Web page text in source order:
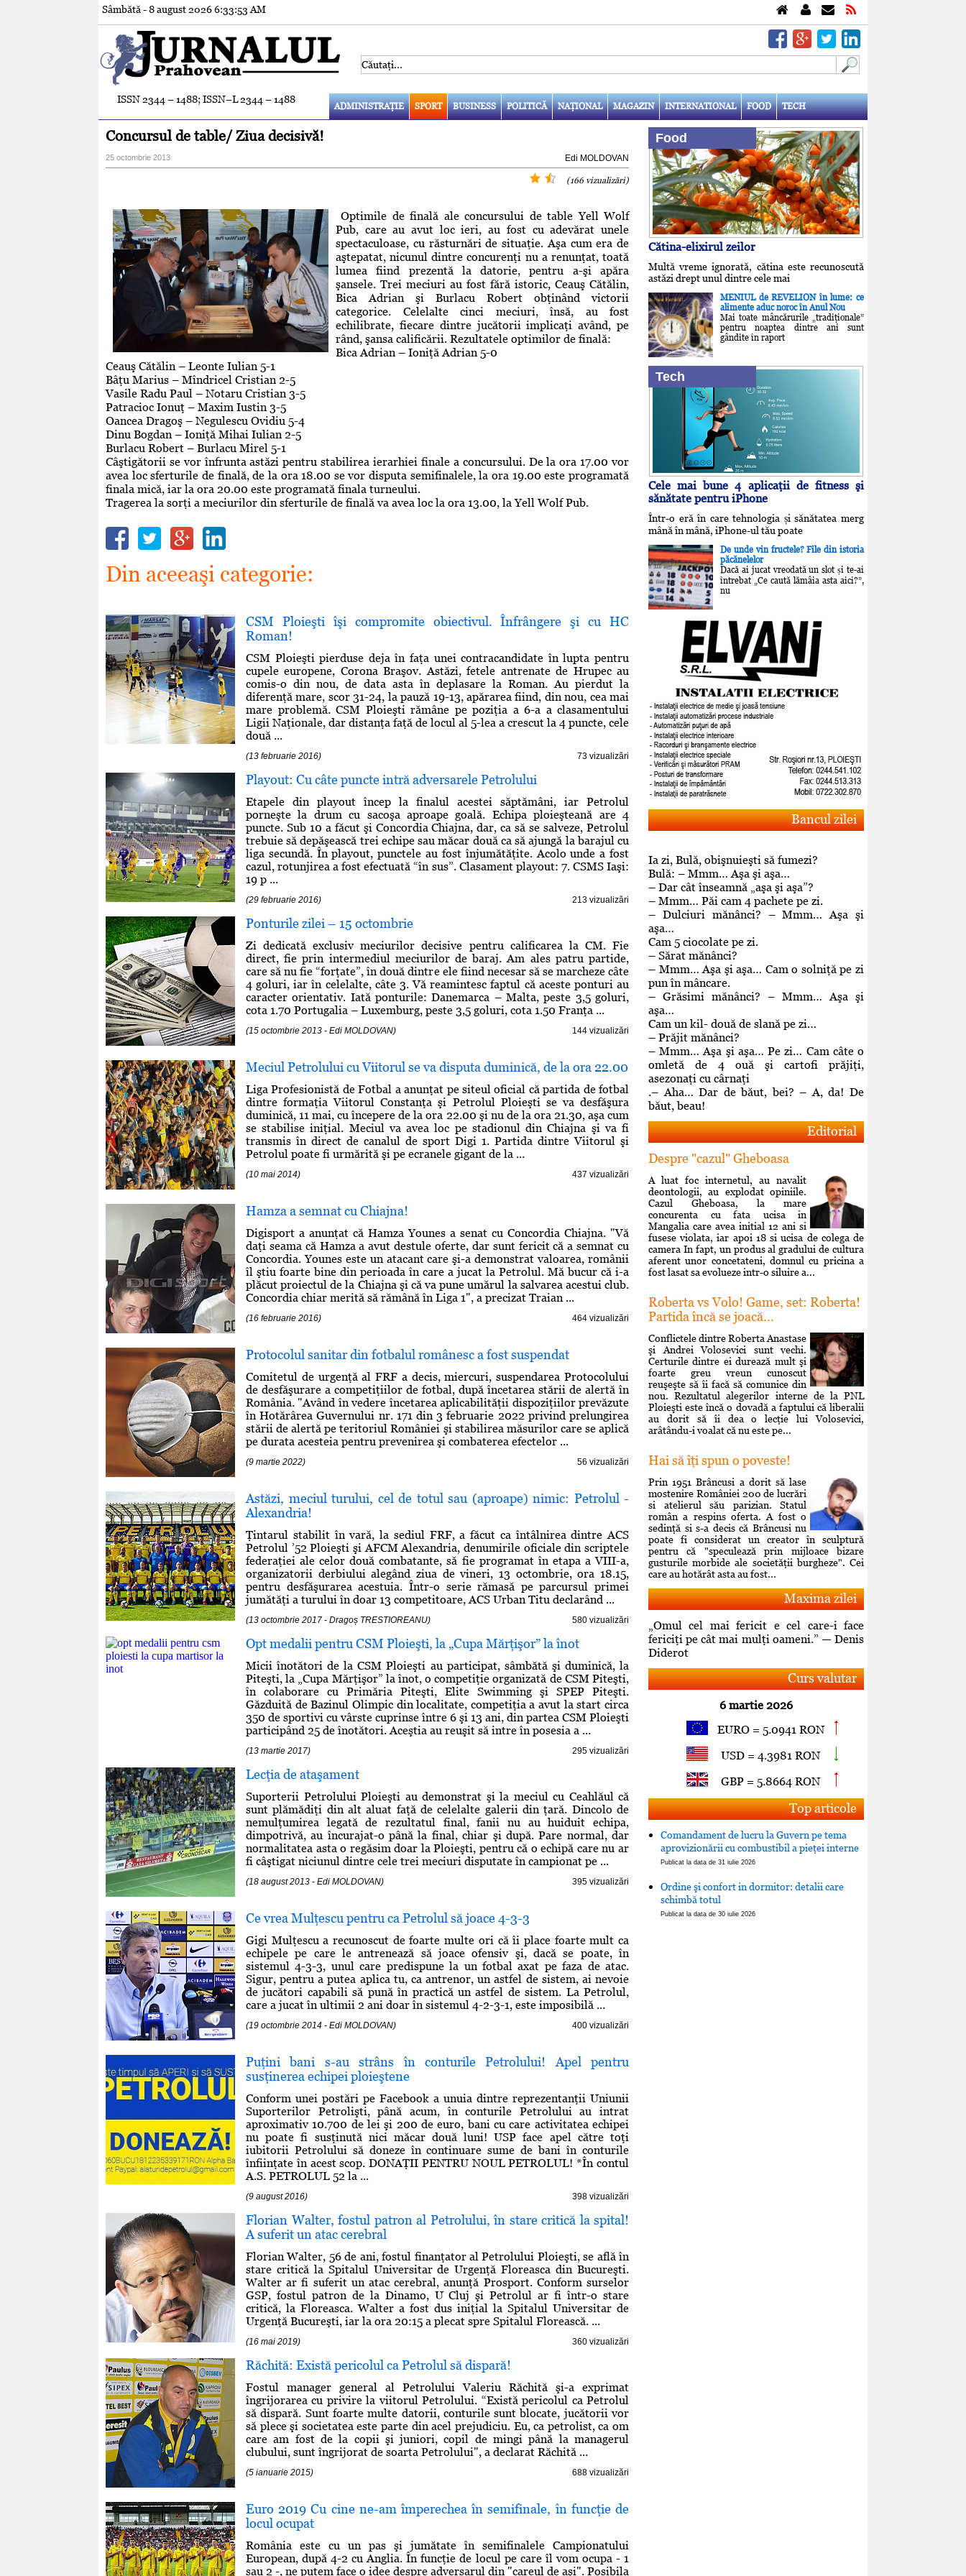
Sâmbătă - 8 august 20266:33:54 AM
ISSN 2344 – 1488; ISSN–L 2344 – 1488
ADMINISTRAŢIE SPORT BUSINESS POLITICĂ NAŢIONAL MAGAZIN INTERNATIONAL FOOD TECH
Concursul de table/ Ziua decisivă!
25 octombrie 2013 Edi MOLDOVAN
(166 vizualizări)
Optimile de finală ale concursului de table Yell Wolf
Pub, care au avut loc ieri, au fost cu adevărat unele
spectaculoase, cu răsturnări de situaţie. Aşa cum era de
aştepatat, nicunul dintre concurenţi nu a renunţat, toată
lumea fiind prezentă la datorie, pentru a-şi apăra
şansele. Trei meciuri au fost fără istoric, Ceauş Cătălin,
Bica Adrian şi Burlacu Robert obţinând victorii
categorice. Celelalte cinci meciuri, însă, au fost
echilibrate, fiecare dintre jucătorii implicaţi având, pe
rând, şansa calificării. Rezultatele optimilor de finală:
Bica Adrian – Ioniţă Adrian 5-0
Ceauş Cătălin – Leonte Iulian 5-1
Bâţu Marius – Mîndricel Cristian 2-5
Vasile Radu Paul – Notaru Cristian 3-5
Patracioc Ionuţ – Maxim Iustin 3-5
Oancea Dragoş – Negulescu Ovidiu 5-4
Dinu Bogdan – Ioniţă Mihai Iulian 2-5
Burlacu Robert – Burlacu Mirel 5-1
Câştigătorii se vor înfrunta astăzi pentru stabilirea ierarhiei finale a concursului. De la ora 17.00 vor
avea loc sferturile de finală, de la ora 18.00 se vor disputa semifinalele, la ora 19.00 este programată
finala mică, iar la ora 20.00 este programată finala turneului.
Tragerea la sorţi a meciurilor din sferturile de finală va avea loc la ora 13.00, la Yell Wolf Pub.
Din aceeaşi categorie:
CSM Ploieşti îşi compromite obiectivul. Înfrângere şi cu HC
Roman!
CSM Ploieşti pierduse deja în faţa unei contracandidate în lupta pentru
cupele europene, Corona Braşov. Astăzi, fetele antrenate de Hrupec au
comis-o din nou, de data asta în deplasare la Roman. Au pierdut la
diferenţă mare, scor 31-24, la pauză 19-13, apărarea fiind, din nou, cea mai
mare problemă. CSM Ploieşti rămâne pe poziţia a 6-a a clasamentului
Ligii Naţionale, dar distanţa faţă de locul al 5-lea a crescut la 4 puncte, cele
două ...
(13 februarie 2016) 73 vizualizări
Playout: Cu câte puncte intră adversarele Petrolului
Etapele din playout încep la finalul acestei săptămâni, iar Petrolul
porneşte la drum cu sacoşa aproape goală. Echipa ploieşteană are 4
puncte. Sub 10 a făcut şi Concordia Chiajna, dar, ca să se salveze, Petrolul
trebuie să depăşească trei echipe sau măcar două ca să ajungă la barajul cu
liga secundă. În playout, punctele au fost înjumătăţite. Acolo unde a fost
cazul, rotunjirea a fost efectuată “în sus”. Clasament playout: 7. CSMS Iaşi:
19 p ...
(29 februarie 2016) 213 vizualizări
Ponturile zilei – 15 octombrie
Zi dedicată exclusiv meciurilor decisive pentru calificarea la CM. Fie
direct, fie prin intermediul meciurilor de baraj. Am ales patru partide,
care să nu fie “forţate”, în două dintre ele fiind necesar să se marcheze câte
4 goluri, iar în celelalte, câte 3. Vă reamintesc faptul că aceste ponturi au
caracter orientativ. Iată ponturile: Danemarca – Malta, peste 3,5 goluri,
cota 1.70 Portugalia – Luxemburg, peste 3,5 goluri, cota 1.50 Franţa ...
(15 octombrie 2013 - Edi MOLDOVAN) 144 vizualizări
Meciul Petrolului cu Viitorul se va disputa duminică, de la ora 22.00
Liga Profesionistă de Fotbal a anunţat pe siteul oficial că partida de fotbal
dintre formaţia Viitorul Constanţa şi Petrolul Ploieşti se va desfăşura
duminică, 11 mai, cu începere de la ora 22.00 şi nu de la ora 21.30, aşa cum
se stabilise iniţial. Meciul va avea loc pe stadionul din Chiajna şi va fi
transmis în direct de canalul de sport Digi 1. Partida dintre Viitorul şi
Petrolul poate fi urmărită şi pe ecranele gigant de la ...
(10 mai 2014) 437 vizualizări
Hamza a semnat cu Chiajna!
Digisport a anunţat că Hamza Younes a senat cu Concordia Chiajna. "Vă
daţi seama că Hamza a avut destule oferte, dar sunt fericit că a semnat cu
Concordia. Younes este un atacant care şi-a demonstrat valoarea, românii
îl ştiu foarte bine din perioada în care a jucat la Petrolul. Mă bucur că i-a
plăcut proiectul de la Chiajna şi că va pune umărul la salvarea acestui club.
Concordia chiar merită să rămână în Liga 1", a precizat Traian ...
(16 februarie 2016) 464 vizualizări
Protocolul sanitar din fotbalul românesc a fost suspendat
Comitetul de urgenţă al FRF a decis, miercuri, suspendarea Protocolului
de desfăşurare a competiţiilor de fotbal, după încetarea stării de alertă în
România. "Având în vedere încetarea aplicabilităţii dispoziţiilor prevăzute
în Hotărârea Guvernului nr. 171 din 3 februarie 2022 privind prelungirea
stării de alertă pe teritoriul României şi stabilirea măsurilor care se aplică
pe durata acesteia pentru prevenirea şi combaterea efectelor ...
(9 martie 2022) 56 vizualizări
Astăzi, meciul turului, cel de totul sau (aproape) nimic: Petrolul -
Alexandria!
Ţintarul stabilit în vară, la sediul FRF, a făcut ca întâlnirea dintre ACS
Petrolul ’52 Ploieşti şi AFCM Alexandria, denumirile oficiale din scriptele
federaţiei ale celor două combatante, să fie programat în etapa a VIII-a,
organizatorii derbiului alegând ziua de vineri, 13 octombrie, ora 18.15,
pentru desfăşurarea acestuia. Într-o serie rămasă pe parcursul primei
jumătăţi a turului în doar 13 competitoare, ACS Urban Titu declarând ...
(13 octombrie 2017 - Dragoș TRESTIOREANU) 580 vizualizări
Opt medalii pentru CSM Ploieşti, la „Cupa Mărţişor” la înot
Micii înotători de la CSM Ploieşti au participat, sâmbătă şi duminică, la
Piteşti, la „Cupa Mărţişor” la înot, o competiţie organizată de CSM Piteşti,
în colaborare cu Primăria Piteşti, Elite Swimming şi SPEP Piteşti.
Găzduită de Bazinul Olimpic din localitate, competiţia a avut la start circa
350 de sportivi cu vârste cuprinse între 6 şi 13 ani, din partea CSM Ploieşti
participând 25 de înotători. Aceştia au reuşit să intre în posesia a ...
(13 martie 2017) 295 vizualizări
Lecţia de ataşament
Suporterii Petrolului Ploieşti au demonstrat şi la meciul cu Ceahlăul că
sunt plămădiţi din alt aluat faţă de celelalte galerii din ţară. Dincolo de
nemulţumirea legată de rezultatul final, fanii nu au huiduit echipa,
dimpotrivă, au încurajat-o până la final, chiar şi după. Pare normal, dar
normalitatea asta o regăsim doar la Ploieşti, pentru că o echipă care nu ar
fi câştigat niciunul dintre cele trei meciuri disputate în campionat pe ...
(18 august 2013 - Edi MOLDOVAN) 395 vizualizări
Ce vrea Mulţescu pentru ca Petrolul să joace 4-3-3
Gigi Mulţescu a recunoscut de foarte multe ori că îi place foarte mult ca
echipele pe care le antrenează să joace ofensiv şi, dacă se poate, în
sistemul 4-3-3, unul care predispune la un fotbal axat pe faza de atac.
Sigur, pentru a putea aplica tu, ca antrenor, un astfel de sistem, ai nevoie
de jucători capabili să pună în practică un astfel de sistem. La Petrolul,
care a jucat în ultimii 2 ani doar în sistemul 4-2-3-1, este imposibilă ...
(19 octombrie 2014 - Edi MOLDOVAN) 400 vizualizări
Puţini bani s-au strâns în conturile Petrolului! Apel pentru
susţinerea echipei ploieştene
Conform unei postări pe Facebook a unuia dintre reprezentanţii Uniunii
Suporterilor Petrolişti, până acum, în conturile Petrolului au intrat
aproximativ 10.700 de lei şi 200 de euro, bani cu care activitatea echipei
nu poate fi susţinută nici măcar două luni! USP face apel către toţi
iubitorii Petrolului să doneze în continuare sume de bani în conturile
înfiinţate în acest scop. DONAŢII PENTRU NOUL PETROLUL! *În contul
A.S. PETROLUL 52 la ...
(9 august 2016) 398 vizualizări
Florian Walter, fostul patron al Petrolului, în stare critică la spital!
A suferit un atac cerebral
Florian Walter, 56 de ani, fostul finanţator al Petrolului Ploieşti, se află în
stare critică la Spitalul Universitar de Urgenţă Floreasca din Bucureşti.
Walter ar fi suferit un atac cerebral, anunţă Prosport. Conform surselor
GSP, fostul patron de la Dinamo, U Cluj şi Petrolul ar fi într-o stare
critică, la Floreasca. Walter a fost dus iniţial la Spitalul Universitar de
Urgenţă Bucureşti, iar la ora 20:15 a plecat spre Spitalul Florească. ...
(16 mai 2019) 360 vizualizări
Răchită: Există pericolul ca Petrolul să dispară!
Fostul manager general al Petrolului Valeriu Răchită şi-a exprimat
îngrijorarea cu privire la viitorul Petrolului. “Există pericolul ca Petrolul
să dispară. Sunt foarte multe datorii, conturile sunt blocate, jucătorii vor
să plece şi societatea este parte din acel prejudiciu. Eu, ca petrolist, ca om
care am fost de la copii şi juniori, copil de mingi până la managerul
clubului, sunt îngrijorat de soarta Petrolului", a declarat Răchită ...
(5 ianuarie 2015) 688 vizualizări
Euro 2019 Cu cine ne-am împerechea în semifinale, în funcţie de
locul ocupat
România este cu un pas şi jumătate în semifinalele Campionatului
European, după 4-2 cu Anglia. În funcţie de locul pe care îl vom ocupa - 1
sau 2 -, ne putem face o idee despre adversarul din "careul de aşi". Posibila
Food
Cătina-elixirul zeilor
Multă vreme ignorată, cătina este recunoscută
astăzi drept unul dintre cele mai
MENIUL de REVELION în lume: ce
alimente aduc noroc în Anul Nou
Mai toate mâncărurile „tradiţionale”
pentru noaptea dintre ani sunt
gândite în raport
Tech
Cele mai bune 4 aplicaţii de fitness şi
sănătate pentru iPhone
Într-o eră în care tehnologia și sănătatea merg
mână în mână, iPhone-ul tău poate
De unde vin fructele? File din istoria
păcănelelor
Dacă ai jucat vreodată un slot și te-ai
întrebat „Ce caută lămâia asta aici?”,
nu
Bancul zilei
Ia zi, Bulă, obişnuieşti să fumezi?
Bulă: – Mmm… Aşa şi aşa…
– Dar cât înseamnă „aşa şi aşa”?
– Mmm… Păi cam 4 pachete pe zi.
– Dulciuri mănânci? – Mmm… Aşa şi
aşa…
Cam 5 ciocolate pe zi.
– Sărat mănânci?
– Mmm… Aşa şi aşa… Cam o solniţă pe zi
pun în mâncare.
– Grăsimi mănânci? – Mmm… Aşa şi
aşa…
Cam un kil- două de slană pe zi…
– Prăjit mănânci?
– Mmm… Aşa şi aşa… Pe zi… Cam câte o
omletă de 4 ouă şi cartofi prăjiţi,
asezonaţi cu cârnaţi
.– Aha… Dar de băut, bei? – A, da! De
băut, beau!
Editorial
Despre "cazul" Gheboasa
A luat foc internetul, au navalit
deontologii, au explodat opiniile.
Cazul Gheboasa, la mare
concurenta cu fata ucisa in
Mangalia care avea initial 12 ani si
fusese violata, iar apoi 18 si ucisa de colega de
camera In fapt, un produs al gradului de cultura
aferent unor concetateni, domnul cu pricina a
fost lasat sa evolueze intr-o siluire a...
Roberta vs Volo! Game, set: Roberta!
Partida încă se joacă...
Conflictele dintre Roberta Anastase
şi Andrei Volosevici sunt vechi.
Certurile dintre ei durează mult şi
foarte greu vreun cunoscut
reuşeşte să îi facă să comunice din
nou. Rezultatul alegerilor interne de la PNL
Ploieşti este încă o dovadă a faptului că liberalii
au dorit să îi dea o lecţie lui Volosevici,
arâtându-i voalat că nu este pe...
Hai să îţi spun o poveste!
Prin 1951 Brâncusi a dorit să lase
mostenire României 200 de lucrări
si atelierul său parizian. Statul
român a respins oferta. A fost o
sedinţă si s-a decis că Brâncusi nu
poate fi considerat un creator în sculptură
pentru că "speculează prin mijloace bizare
gusturile morbide ale societăţii burgheze". Cei
care au hotărât asta au fost...
Maxima zilei
„Omul cel mai fericit e cel care-i face
fericiţi pe cât mai mulţi oameni.” — Denis
Diderot
Curs valutar
6 martie 2026
EURO = 5.0941 RON
USD = 4.3981 RON
GBP = 5.8664 RON
Top articole
Comandament de lucru la Guvern pe tema
aprovizionării cu combustibil a pieţei interne
Publicat la data de 31 iulie 2026
Ordine şi confort in dormitor: detalii care
schimbă totul
Publicat la data de 30 iulie 2026